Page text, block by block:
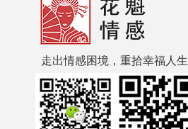
走出情感困境，重拾幸福人生